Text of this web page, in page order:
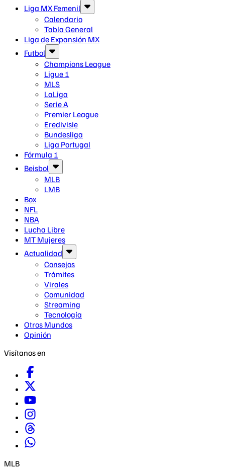
Liga MX Femenil
Calendario
Tabla General
Liga de Expansión MX
Futbol
Champions League
Ligue 1
MLS
LaLiga
Serie A
Premier League
Eredivisie
Bundesliga
Liga Portugal
Fórmula 1
Beisbol
MLB
LMB
Box
NFL
NBA
Lucha Libre
MT Mujeres
Actualidad
Consejos
Trámites
Virales
Comunidad
Streaming
Tecnología
Otros Mundos
Opinión
Visítanos en
MLB